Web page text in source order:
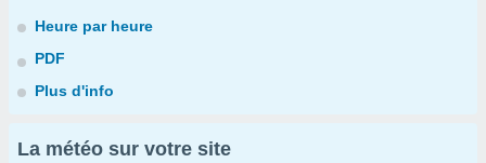
Heure par heure
PDF
Plus d'info
La météo sur votre site